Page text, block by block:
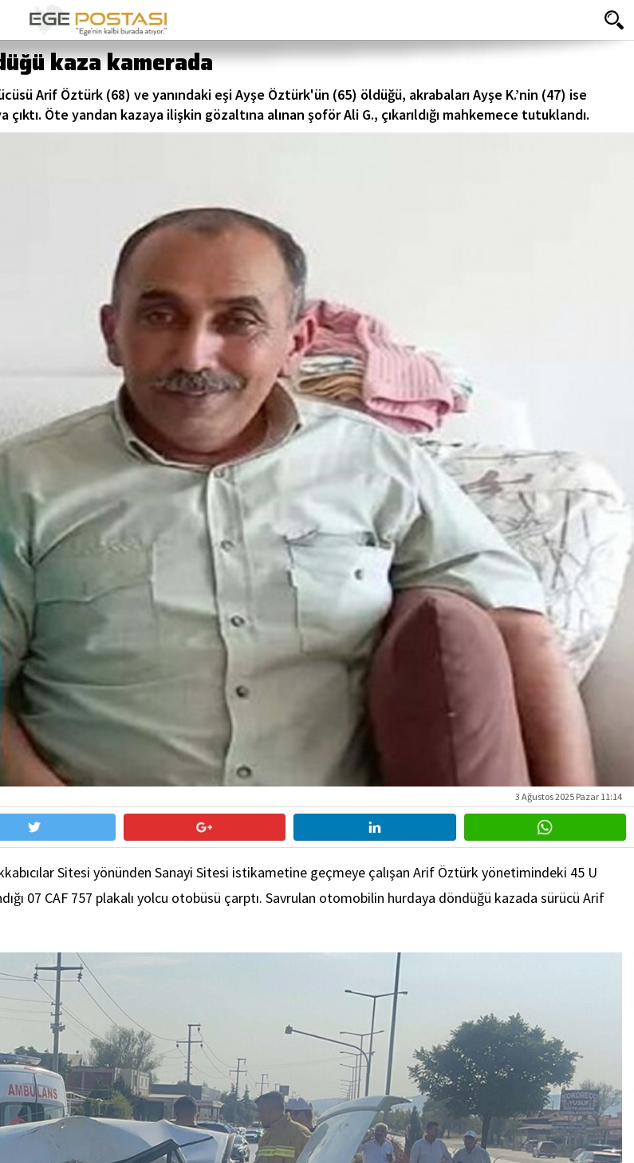
kaza kamerada
Arif Öztürk (68) ve yanındaki eşi Ayşe Öztürk'ün (65) öldüğü, akrabaları Ayşe K.’nin (47) ise
çıktı. Öte yandan kazaya ilişkin gözaltına alınan şoför Ali G., çıkarıldığı mahkemece tutuklandı.
3 Ağustos 2025 Pazar 11:14
Sitesi yönünden Sanayi Sitesi istikametine geçmeye çalışan Arif Öztürk yönetimindeki 45 U
07 CAF 757 plakalı yolcu otobüsü çarptı. Savrulan otomobilin hurdaya döndüğü kazada sürücü Arif